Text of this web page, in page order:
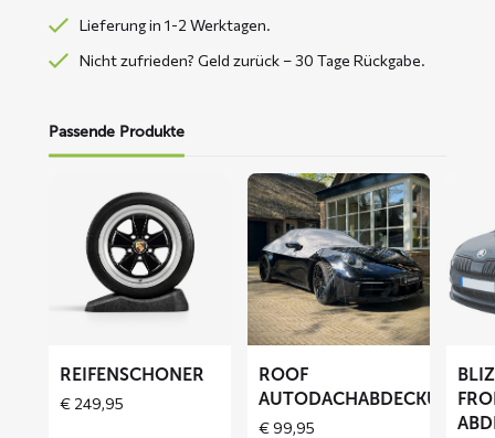
Lieferung in 1-2 Werktagen.
Nicht zufrieden? Geld zurück – 30 Tage Rückgabe.
Passende Produkte
Reifenschoner
REIFENSCHONER
€249,95
Mehr
lesen
über
ROOF
Autodachabdeckung
ROOF
AUTODACHABDECKUNG
€99,95
über
BLIZZ